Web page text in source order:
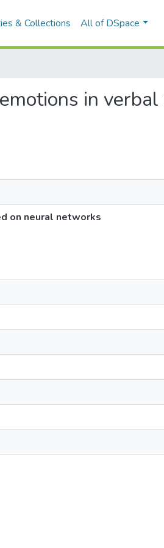
& Collections All of DSpace
in
on neural networks